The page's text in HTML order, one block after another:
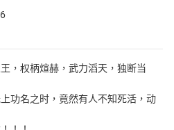
，权柄煊赫，武力滔天，独断当
功名之时，竟然有人不知死活，动